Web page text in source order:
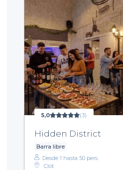
5,0 (3)
Hidden District
Barra libre
Desde 1 hasta 50 pers.
Clot